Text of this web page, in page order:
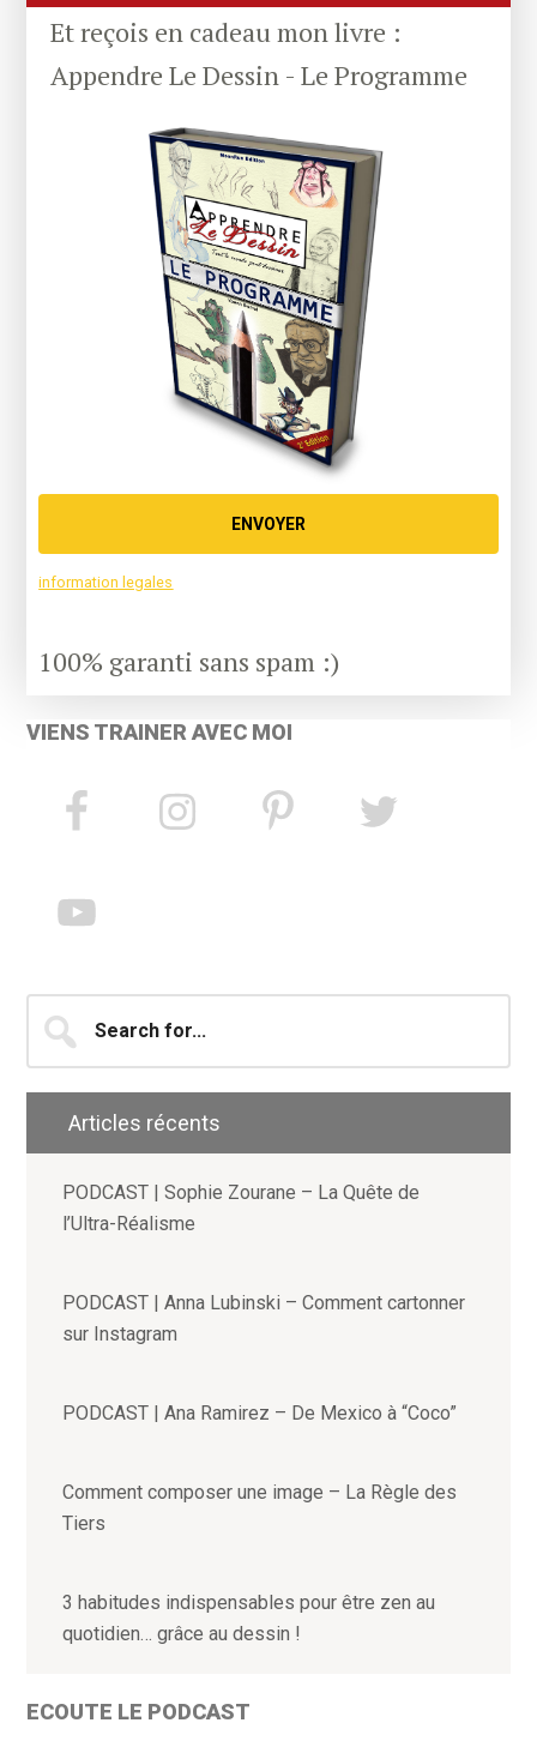
Et reçois en cadeau mon livre :
Appendre Le Dessin - Le Programme
ENVOYER
information legales
100% garanti sans spam :)
VIENS TRAINER AVEC MOI
for...
Articles récents
PODCAST | Sophie Zourane – La Quête de
l’Ultra-Réalisme
PODCAST | Anna Lubinski – Comment cartonner
sur Instagram
PODCAST | Ana Ramirez – De Mexico à “Coco”
Comment composer une image – La Règle des
Tiers
3 habitudes indispensables pour être zen au
quotidien… grâce au dessin !
ECOUTE LE PODCAST